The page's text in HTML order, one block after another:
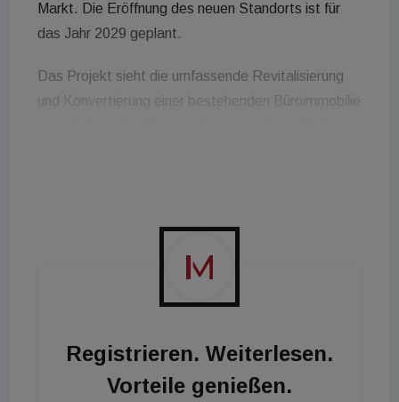
Markt. Die Eröffnung des neuen Standorts ist für
das Jahr 2029 geplant.
Das Projekt sieht die umfassende Revitalisierung
und Konvertierung einer bestehenden Büroimmobilie
Design vom Münchner Studio Hildmannwilke
hochkarätigen Partner für unser innerstädtisches
Grundstück in Frankfurt gewonnen zu haben“,
kommentiert Peter G. Neumann,
Registrieren. Weiterlesen.
Vorteile genießen.